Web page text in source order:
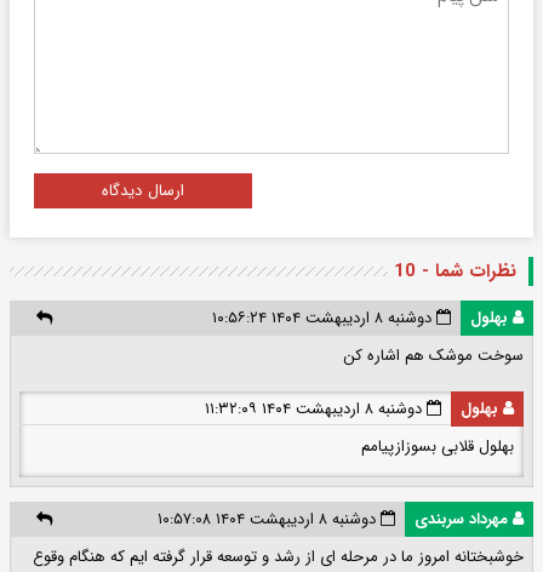
ارسال دیدگاه
نظرات شما - 10
بهلول
دوشنبه ۸ اردیبهشت ۱۴۰۴ ۱۰:۵۶:۲۴
سوخت موشک هم اشاره کن
بهلول
دوشنبه ۸ اردیبهشت ۱۴۰۴ ۱۱:۳۲:۰۹
بهلول قلابی بسوزازپیامم
مهرداد سربندی
دوشنبه ۸ اردیبهشت ۱۴۰۴ ۱۰:۵۷:۰۸
خوشبختانه امروز ما در مرحله ای از رشد و توسعه قرار گرفته ایم که هنگام وقوع